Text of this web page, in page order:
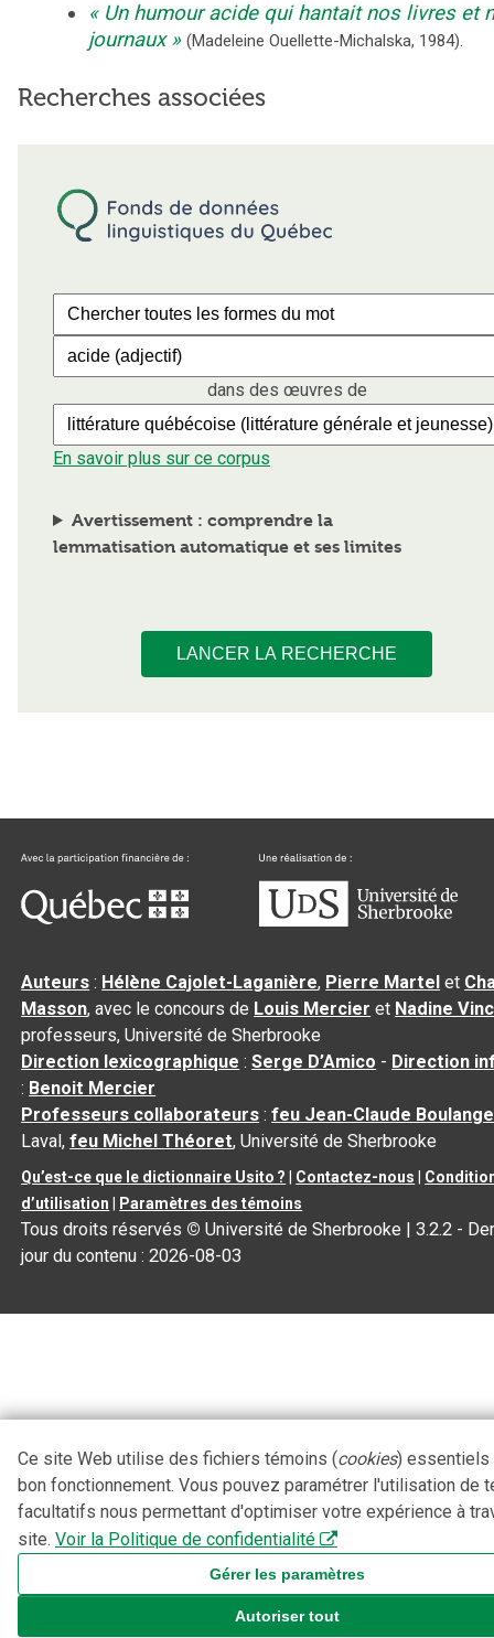
Un humour acide qui hantait nos livres et
journaux
(Madeleine Ouellette-Michalska, 1984).
Recherches associées
dans des œuvres de
En savoir plus sur ce corpus
Avertissement : comprendre la
lemmatisation automatique et ses limites
LANCER LA RECHERCHE
Auteurs : Hélène Cajolet-Laganière, Pierre Martel et
Masson, avec le concours de Louis Mercier et Nadine
professeurs, Université de Sherbrooke
Direction lexicographique :Serge D’Amico - Direction
: Benoit Mercier
Professeurs collaborateurs :feu Jean-Claude
Laval,feu Michel Théoret, Université de Sherbrooke
Qu’est-ce que le dictionnaire Usito ? Contactez-nous
d’utilisation
Paramètres des témoins
Tous droits réservés © Université de Sherbrooke |3.2.2 -
jour du contenu :2026-08-03
Ce site Web utilise des fichiers témoins (cookies) essentiels
bon fonctionnement. Vous pouvez paramétrer l'utilisation de
facultatifs nous permettant d'optimiser votre expérience à
site. Voir la Politique de confidentialité
Gérer les paramètres
Autoriser tout